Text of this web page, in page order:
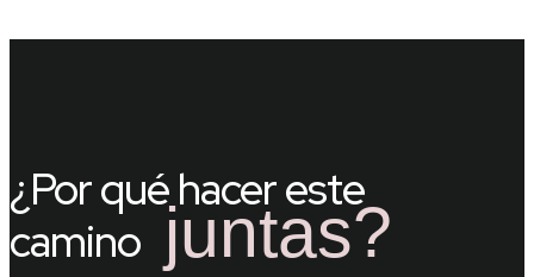
¿Por qué hacer este
camino juntas?